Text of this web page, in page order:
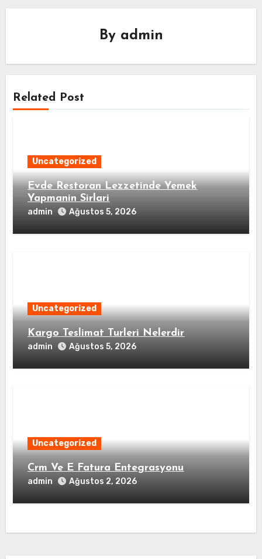
By admin
Related Post
Uncategorized
Evde Restoran Lezzetinde Yemek
Yapmanin Sirlari
admin Ağustos 5, 2026
Uncategorized
Kargo Teslimat Turleri Nelerdir
admin Ağustos 5, 2026
Uncategorized
Crm Ve E Fatura Entegrasyonu
admin Ağustos 2, 2026